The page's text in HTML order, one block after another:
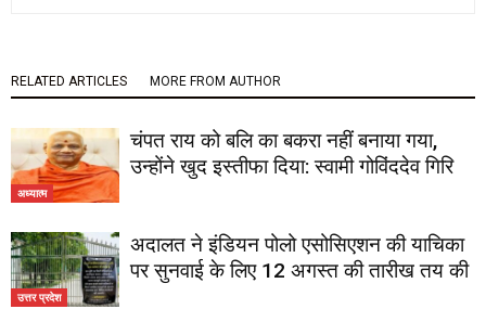
RELATED ARTICLES MORE FROM AUTHOR
अध्यात्म
चंपत राय को बलि का बकरा नहीं बनाया गया,
उन्होंने खुद इस्तीफा दिया: स्वामी गोविंददेव गिरि
उत्तर प्रदेश
अदालत ने इंडियन पोलो एसोसिएशन की याचिका
पर सुनवाई के लिए 12 अगस्त की तारीख तय की